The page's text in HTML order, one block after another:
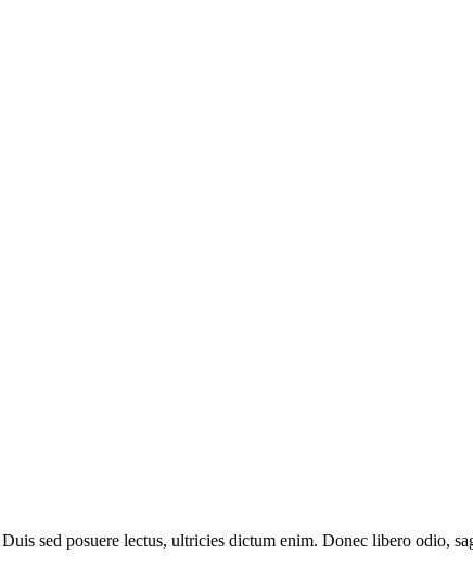
sed posuere lectus, ultricies dictum enim. Donec libero odio,